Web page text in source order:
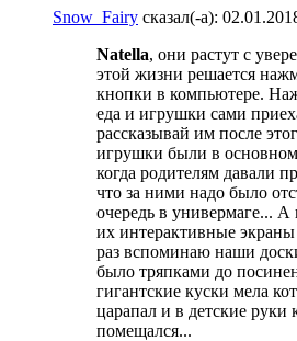
Snow_Fairy сказал(-а):
Natella, они растут с
этой жизни решается
кнопки в компьютере.
еда и игрушки сами
рассказывай им после
игрушки были в
когда родителям давали
что за ними надо было
очередь в универмаге... А
их интерактивные
раз вспоминаю наши
было тряпками до
гигантские куски мела
царапал и в детские руки
помещался...